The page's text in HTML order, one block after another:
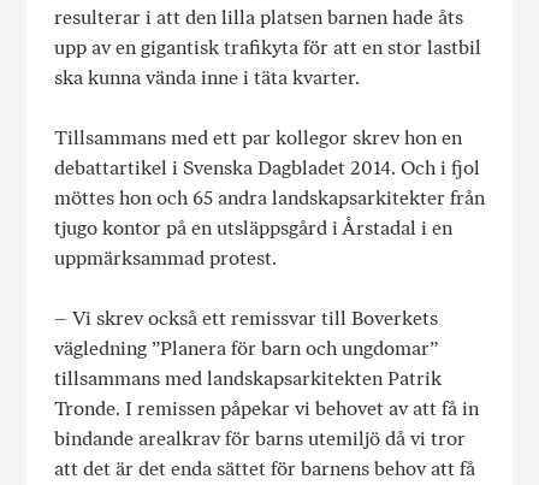
resulterar i att den lilla platsen barnen hade åts
upp av en gigantisk trafikyta för att en stor lastbil
ska kunna vända inne i täta kvarter.
Tillsammans med ett par kollegor skrev hon en
debattartikel i Svenska Dagbladet 2014. Och i fjol
möttes hon och 65 andra landskapsarkitekter från
tjugo kontor på en utsläppsgård i Årstadal i en
uppmärksammad protest.
– Vi skrev också ett remissvar till Boverkets
vägledning ”Planera för barn och ungdomar”
tillsammans med landskapsarkitekten Patrik
Tronde. I remissen påpekar vi behovet av att få in
bindande arealkrav för barns utemiljö då vi tror
att det är det enda sättet för barnens behov att få